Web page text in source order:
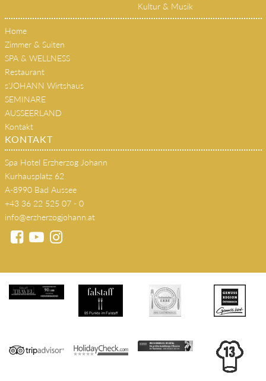
Kultur & Musik
Home
Zimmer & Suiten
SPA & WELLNESS
Restaurant
s'JOHANN Wirtshaus
SEMINARE
AUSSEERLAND
Kontakt
KONTAKT
Spa Hotel Erzherzog Johann
Kurhausplatz 62
A-8990 Bad Aussee
+43 36 22 525 07 - 0
info@erzherzogjohann.at